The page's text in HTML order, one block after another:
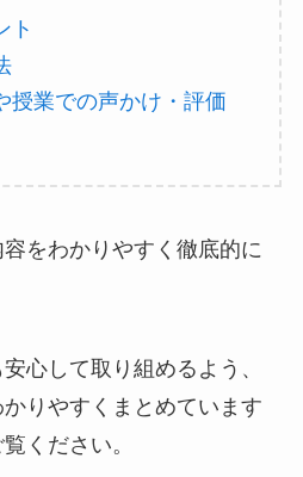
ト
授業での声かけ・評価
をわかりやすく徹底的に
心して取り組めるよう、
りやすくまとめています
ください。